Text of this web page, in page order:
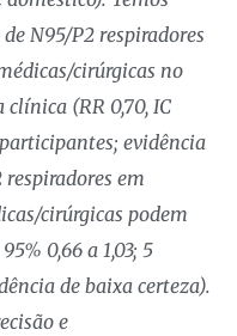
N95/P2 respiradores
cirúrgicas no
(RR 0,70, IC
participantes; evidência
em
cirúrgicas podem
0,66 a 1,03; 5
de baixa certeza).
e